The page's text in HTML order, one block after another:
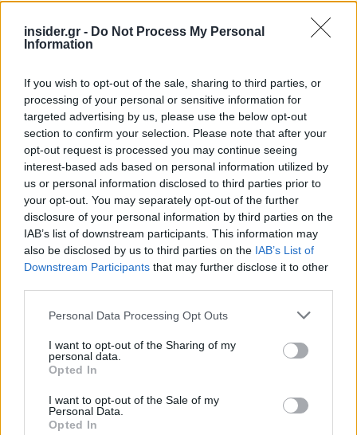
insider.gr - Do Not Process My Personal
Information
If you wish to opt-out of the sale, sharing to third parties, or
processing of your personal or sensitive information for
targeted advertising by us, please use the below opt-out
section to confirm your selection. Please note that after your
opt-out request is processed you may continue seeing
interest-based ads based on personal information utilized by
us or personal information disclosed to third parties prior to
your opt-out. You may separately opt-out of the further
disclosure of your personal information by third parties on the
IAB’s list of downstream participants. This information may
also be disclosed by us to third parties on the IAB’s List of
Downstream Participants that may further disclose it to other
Please note that this website/app uses one or more Google
not limited to your visit or usage behaviour. You may click to
grant or deny consent to Google and its third-party tags to
use your data for below specified purposes in below Google
consent section.
Personal Data Processing Opt Outs
I want to opt-out of the Sharing of my
personal data.
Opted In
I want to opt-out of the Sale of my
Personal Data.
Opted In
«Στην Ευρώπη χρειαζόμαστε εκλογές στις
φυσικά θα σεβαστούμε το αποτέλεσμα. Αλλά
είναι οι Ευρωπαίοι που επιλέγουν και όχι άλλες
χώρες που θα προσπαθούσαν να μας
επηρεάσουν», κατέληξε.
Πηγή: ΑΠΕ - ΜΠΕ